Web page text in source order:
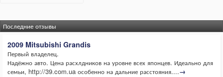
Последние отзывы
2009 Mitsubishi Grandis
Первый владелец.
Надёжно авто. Цена расхлдников на уровне всех японцев. Идеально для
семьи, http://39.com.ua особенно на дальние расстояния....→